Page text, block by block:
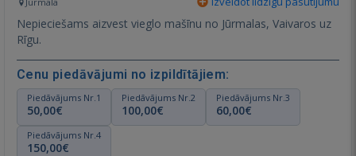
Nepieciešams aizvest vieglo mašīnu no Jūrmalas, Vaivaros uz
Rīgu.
Cenu piedāvājumi no izpildītājiem:
Piedāvājums Nr.1
50,00€
Piedāvājums Nr.2
100,00€
Piedāvājums Nr.3
60,00€
Piedāvājums Nr.4
150,00€